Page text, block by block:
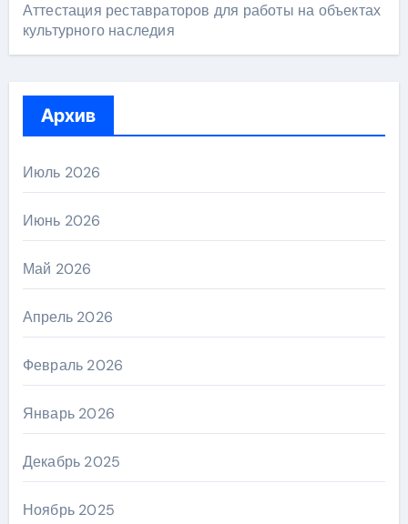
Аттестация реставраторов для работы на объектах
культурного наследия
Архив
Июль 2026
Июнь 2026
Май 2026
Апрель 2026
Февраль 2026
Январь 2026
Декабрь 2025
Ноябрь 2025